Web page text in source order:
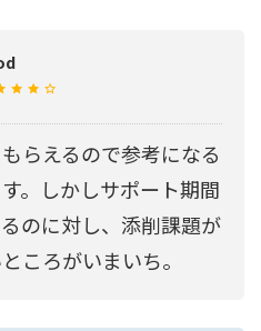
らえるので参考になる
。しかしサポート期間
のに対し、添削課題が
ころがいまいち。